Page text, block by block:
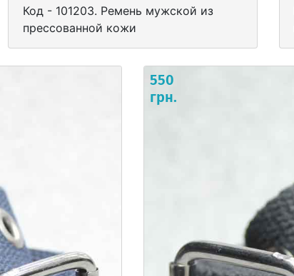
Код - 101203. Ремень мужской из
прессованной кожи
550
грн.